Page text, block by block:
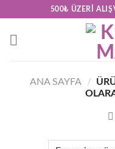
content
500₺ ÜZERI
ANA SAYFA /